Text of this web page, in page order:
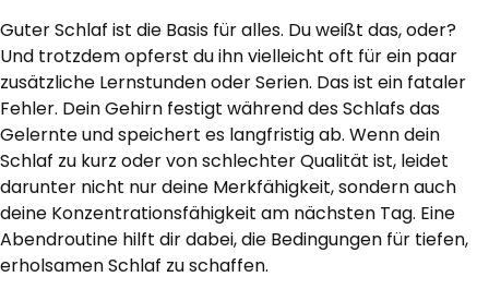
Guter Schlaf ist die Basis für alles. Du weißt das, oder?
Und trotzdem opferst du ihn vielleicht oft für ein paar
zusätzliche Lernstunden oder Serien. Das ist ein fataler
Fehler. Dein Gehirn festigt während des Schlafs das
Gelernte und speichert es langfristig ab. Wenn dein
Schlaf zu kurz oder von schlechter Qualität ist, leidet
darunter nicht nur deine Merkfähigkeit, sondern auch
deine Konzentrationsfähigkeit am nächsten Tag. Eine
Abendroutine hilft dir dabei, die Bedingungen für tiefen,
erholsamen Schlaf zu schaffen.